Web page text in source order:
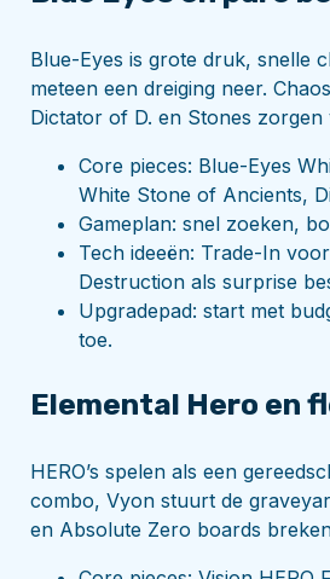
Blue-Eyes is grote druk, snelle
meteen een dreiging neer.
Dictator of D. en Stones
Core pieces: Blue-Eyes
White Stone of Ancients,
Gameplan: snel zoeken,
Tech ideeën: Trade-In
Destruction als surprise
Upgradepad: start met
toe.
Elemental Hero en
HERO’s spelen als een
combo, Vyon stuurt de
en Absolute Zero boards